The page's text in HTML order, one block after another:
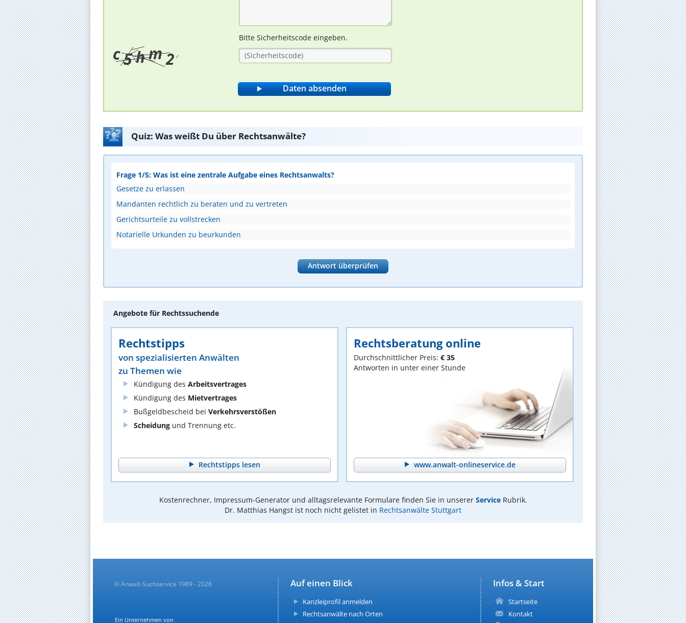
Bitte Sicherheitscode eingeben.
Quiz: Was weißt Du über Rechtsanwälte?
Frage 1/5: Was ist eine zentrale Aufgabe eines Rechtsanwalts?
Gesetze zu erlassen
Mandanten rechtlich zu beraten und zu vertreten
Gerichtsurteile zu vollstrecken
Notarielle Urkunden zu beurkunden
Antwort überprüfen
Angebote für Rechtssuchende
Rechtstipps
von spezialisierten Anwälten
zu Themen wie
Kündigung des Arbeitsvertrages
Kündigung des Mietvertrages
Bußgeldbescheid bei Verkehrsverstößen
Scheidung und Trennung etc.
Rechtstipps lesen
Rechtsberatung online
Durchschnittlicher Preis: € 35
Antworten in unter einer Stunde
www.anwalt-onlineservice.de
Kostenrechner, Impressum-Generator und alltagsrelevante Formulare finden Sie in unserer ServiceRubrik.
Dr. Matthias Hangst ist noch nicht gelistet in Rechtsanwälte Stuttgart
Infos & Start
Startseite
Kontakt
Auf einen Blick
Kanzleiprofil anmelden
Rechtsanwälte nach Orten
© Anwalt-Suchservice 1989 - 2026
Ein Unternehmen von